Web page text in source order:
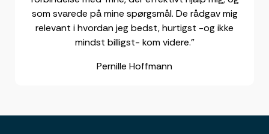
som svarede på mine spørgsmål. De rådgav mig
relevant i hvordan jeg bedst, hurtigst -og ikke
mindst billigst- kom videre.”
Pernille Hoffmann